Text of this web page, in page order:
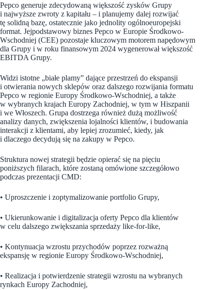
Pepco generuje zdecydowaną większość zysków Grupy
i najwyższe zwroty z kapitału – i planujemy dalej rozwijać
tę solidną bazę, ostatecznie jako jednolity ogólnoeuropejski
format. Jejpodstawowy biznes Pepco w Europie Środkowo-
Wschodniej (CEE) pozostaje kluczowym motorem napędowym
dla Grupy i w roku finansowym 2024 wygenerował większość
EBITDA Grupy.
Widzi istotne „białe plamy” dające przestrzeń do ekspansji
i otwierania nowych sklepów oraz dalszego rozwijania formatu
Pepco w regionie Europy Środkowo-Wschodniej, a także
w wybranych krajach Europy Zachodniej, w tym w Hiszpanii
i we Włoszech. Grupa dostrzega również dużą możliwość
analizy danych, zwiększenia lojalności klientów, i budowania
interakcji z klientami, aby lepiej zrozumieć, kiedy, jak
i dlaczego decydują się na zakupy w Pepco.
Struktura nowej strategii będzie opierać się na pięciu
poniższych filarach, które zostaną omówione szczegółowo
podczas prezentacji CMD:
• Uproszczenie i zoptymalizowanie portfolio Grupy,
• Ukierunkowanie i digitalizacja oferty Pepco dla klientów
w celu dalszego zwiększania sprzedaży like-for-like,
• Kontynuacja wzrostu przychodów poprzez rozważną
ekspansję w regionie Europy Środkowo-Wschodniej,
• Realizacja i potwierdzenie strategii wzrostu na wybranych
rynkach Europy Zachodniej,